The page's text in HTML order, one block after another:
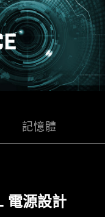
Installer 將自動
程序，您只需點
more
Installer 不會自
記憶體
電源設計
高效能
)